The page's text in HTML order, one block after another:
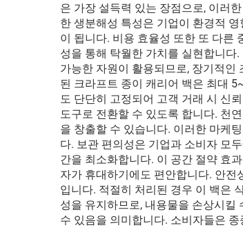
은 가장 설득력 있는 장점으로, 이러
한 생분해성 특성은 기업이 환경적
이 됩니다. 비용 효율성 또한 또 다른
성을 통해 탁월한 가치를 실현합니다
가능한 자원이 활용되므로, 장기적인
된 크라프트 종이 캐리어 백은 최대
도 단단히 고정되어 고객 거래 시 신
도구로 전환할 수 있도록 합니다. 천
을 창출할 수 있습니다. 이러한 마케
다. 보관 편의성은 기업과 소비자 모
간을 최소화합니다. 이 공간 절약 효
자가 휴대하기에도 편안합니다. 안
입니다. 적절히 처리된 경우 이 백은
성을 유지하므로, 내용물을 손상시킬
수 있음을 의미합니다. 소비자들은